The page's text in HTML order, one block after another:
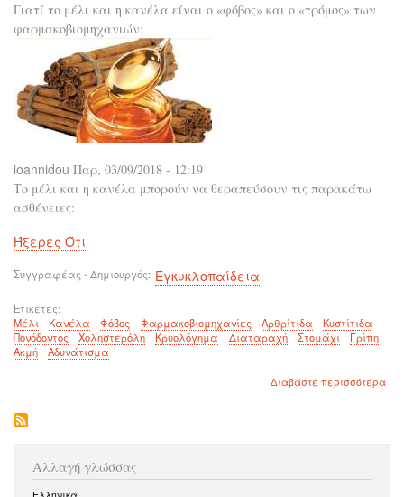
Γιατί το μέλι και η κανέλα είναι ο «φόβος» και ο «τρόμος» των
φαρμακοβιομηχανιών;
ioannidou Παρ, 03/09/2018 - 12:19
Το μέλι και η κανέλα μπορούν να θεραπεύσουν τις παρακάτω
ασθένειες:
Ήξερες Ότι
Συγγραφέας - Δημιουργός Εγκυκλοπαίδεια
Ετικέτες
Μέλι
Κανέλα Φόβος Φαρμακοβιομηχανίες Αρθρίτιδα
Κυστίτιδα
Πονόδοντος
Χοληστερόλη Κρυολόγημα Διαταραχή Στομάχι
Γρίπη
Ακμή
Αδυνάτισμα
Διαβάστε περισσότεραγια
Αλλαγή γλώσσας